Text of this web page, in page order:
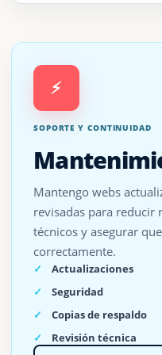
⚡
SOPORTE Y CONTINUIDAD
Mantengo webs
revisadas para reducir
técnicos y asegurar
correctamente.
Actualizaciones
Seguridad
Copias de respaldo
Revisión técnica